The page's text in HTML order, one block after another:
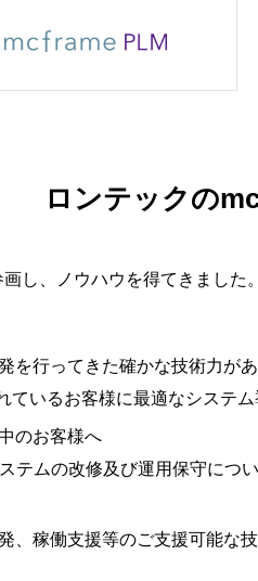
ロンテックの
し、ノウハウを得てきました
を行ってきた確かな技術力があ
いるお客様に最適なシステ
のお客様へ
テムの改修及び運用保守に
稼働支援等のご支援可能な技